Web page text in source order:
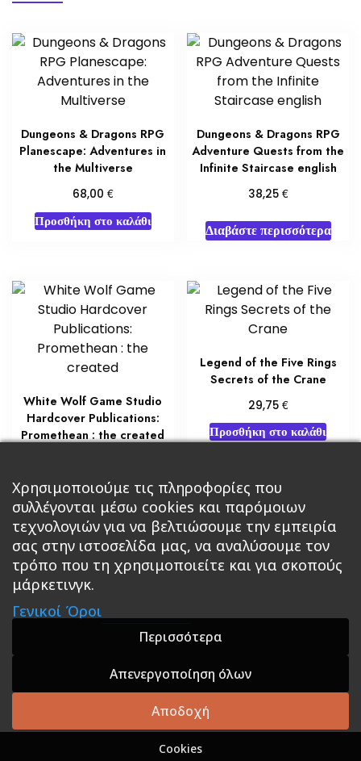
Dungeons & Dragons RPG
Planescape: Adventures in
the Multiverse
68,00 €
Προσθήκη στο καλάθι
Dungeons & Dragons RPG
Adventure Quests from the
Infinite Staircase english
38,25 €
Διαβάστε περισσότερα
White Wolf Game Studio
Hardcover Publications:
Promethean : the created
Διαβάστε περισσότερα
Legend of the Five Rings
Secrets of the Crane
29,75 €
Προσθήκη στο καλάθι
Κεντρική Βιβλία
Roleplaying Games Ψυχαγωγία Εκδόσεις Βάρδος
Σε Προσφορά
A theme by GradientThemes - A theme by Gradient
Themes
Χρησιμοποιούμε τις πληροφορίες που
συλλέγονται μέσω cookies και παρόμοιων
τεχνολογιών για να βελτιώσουμε την εμπειρία
σας στην ιστοσελίδα μας, να αναλύσουμε τον
τρόπο που τη χρησιμοποιείτε και για σκοπούς
μάρκετινγκ.
Γενικοί Όροι
Περισσότερα
Απενεργοποίηση όλων
Αποδοχή
Cookies